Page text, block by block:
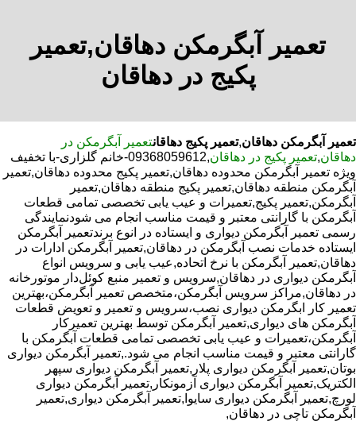
تعمیر آبگرمکن دهاقان,تعمیر
پکیج در دهاقان
تعمیر آبگرمکن دهاقان,تعمیر پکیج دهاقانتعمیر آبگرمکن در
دهاقان,تعمیر پکیج در دهاقان
,09368059612-خانم گلزاری-با تخفیف
ویژه تعمیر آبگرمکن محدوده دهاقان,تعمیر پکیج محدوده دهاقان,تعمیر
آبگرمکن منطقه دهاقان,تعمیر پکیج منطقه دهاقان,تعمیر
آبگرمکن,تعمیر پکیج,تعمیرات و عیب یابی تخصصی تمامی قطعات
آبگرمکن با گارانتی معتبر و قیمت مناسب انجام می شودنمایندگی
رسمی تعمیر آبگرمکن دیواری و ایستاده در انوع برندتعمیر آبگرمکن
ایستاده خدمات نصب آبگرمکن در دهاقان,تعمیر آبگرمکن ادارات در
دهاقان,تعمیر آبگرمکن با نرخ اتحاده,عیب یابی و سرویس انواع
آبگرمکن دیواری در دهاقان,سرویس و تعمیر منبع کوئل‌دار موتورخانه
در دهاقان,مراکز سرویس آبگرمکن،متخصص تعمیر آبگرمکن،بهترین
تعمیر کار ابگرمکن دیواری نصب،سرویس و تعمیر و تعویض قطعات
آبگرمکن های دیواری,تعمیر آبگرمکن توسط بهترین تعمیرکار
آبگرمکن،تعمیرات و عیب یابی تخصصی تمامی قطعات آبگرمکن با
گارانتی معتبر و قیمت مناسب انجام می شود.,تعمیر آبگرمکن دیواری
بوتان,تعمیر آبگرمکن دیواری پلار,تعمیر آبگرمکن دیواری سپهر
الکتریک,تعمیر آبگرمکن دیواری آزمونکار,تعمیر آبگرمکن دیواری
لورچ,تعمیر آبگرمکن دیواری سایوا,تعمیر آبگرمکن دیواری,تعمیر
آبگرمکن تاچی در دهاقان,